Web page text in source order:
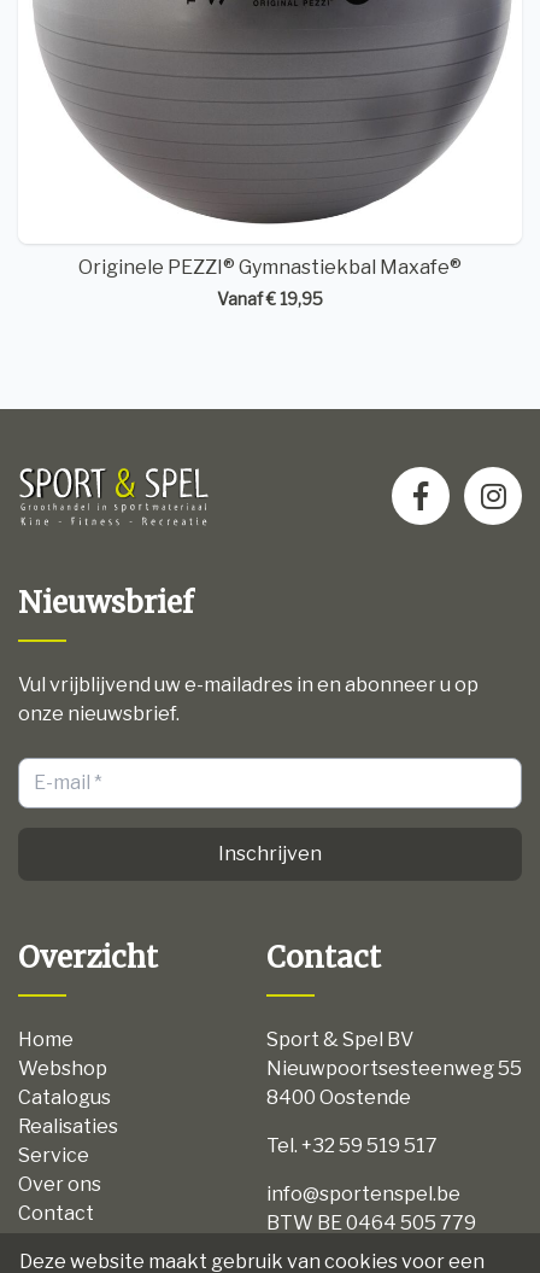
Originele PEZZI® Gymnastiekbal Maxafe®
Vanaf € 19,95
Nieuwsbrief
Vul vrijblijvend uw e-mailadres in en abonneer u op
onze nieuwsbrief.
Inschrijven
Overzicht
Home
Webshop
Catalogus
Realisaties
Service
Over ons
Contact
Contact
Sport & Spel BV
Nieuwpoortsesteenweg 55
8400 Oostende
Tel. +32 59 519 517
info@sportenspel.be
BTW BE 0464 505 779
Deze website maakt gebruik van cookies voor een